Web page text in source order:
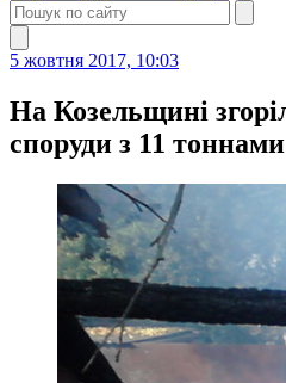
5 жовтня 2017, 10:03
На Козельщині
споруди з 11 тоннами